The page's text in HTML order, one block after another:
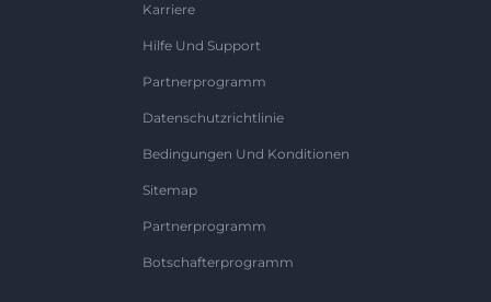
Karriere
Hilfe Und Support
Partnerprogramm
Datenschutzrichtlinie
Bedingungen Und Konditionen
Sitemap
Partnerprogramm
Botschafterprogramm